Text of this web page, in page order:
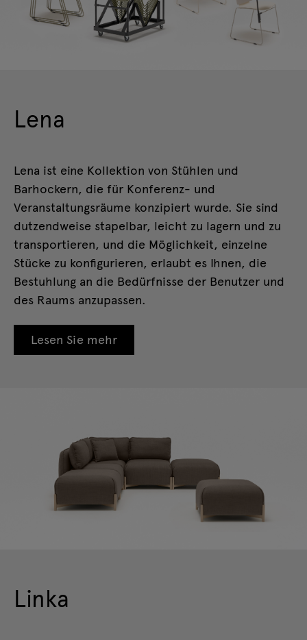
Lena
Lena ist eine Kollektion von Stühlen und
Barhockern, die für Konferenz- und
Veranstaltungsräume konzipiert wurde. Sie sind
dutzendweise stapelbar, leicht zu lagern und zu
transportieren, und die Möglichkeit, einzelne
Stücke zu konfigurieren, erlaubt es Ihnen, die
Bestuhlung an die Bedürfnisse der Benutzer und
des Raums anzupassen.
Lesen Sie mehr
Linka